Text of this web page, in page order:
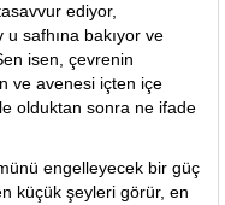
ediyor,
u safhına bakıyor ve
isen, çevrenin
ve avenesi içten içe
olduktan sonra ne ifade
engelleyecek bir güç
küçük şeyleri görür, en